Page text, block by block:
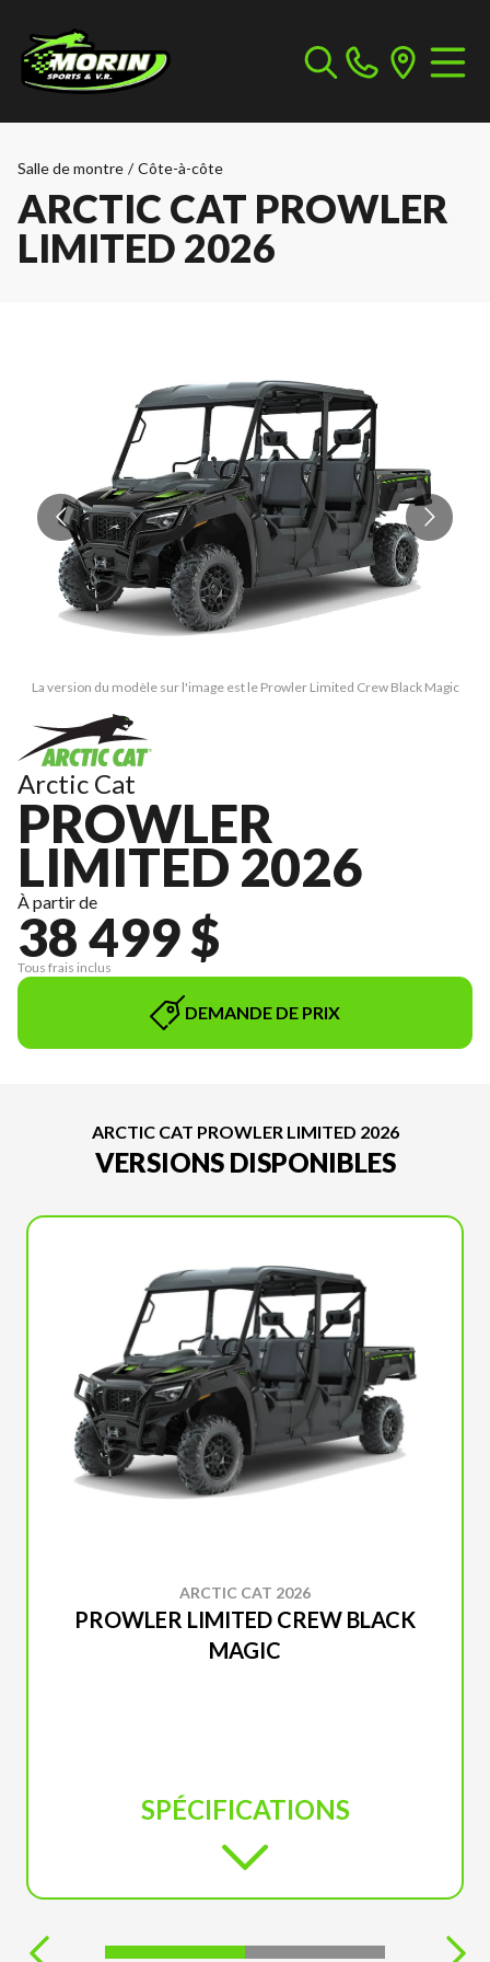
Salle de montre / Côte-à-côte
ARCTIC CAT PROWLER
LIMITED 2026
La version du modèle sur l'image est le Prowler Limited Crew Black Magic
Arctic Cat
PROWLER
LIMITED 2026
À partir de
38 499 $
Tous frais inclus
DEMANDE DE PRIX
ARCTIC CAT PROWLER LIMITED 2026
VERSIONS DISPONIBLES
ARCTIC CAT 2026
PROWLER LIMITED CREW BLACK
MAGIC
SPÉCIFICATIONS